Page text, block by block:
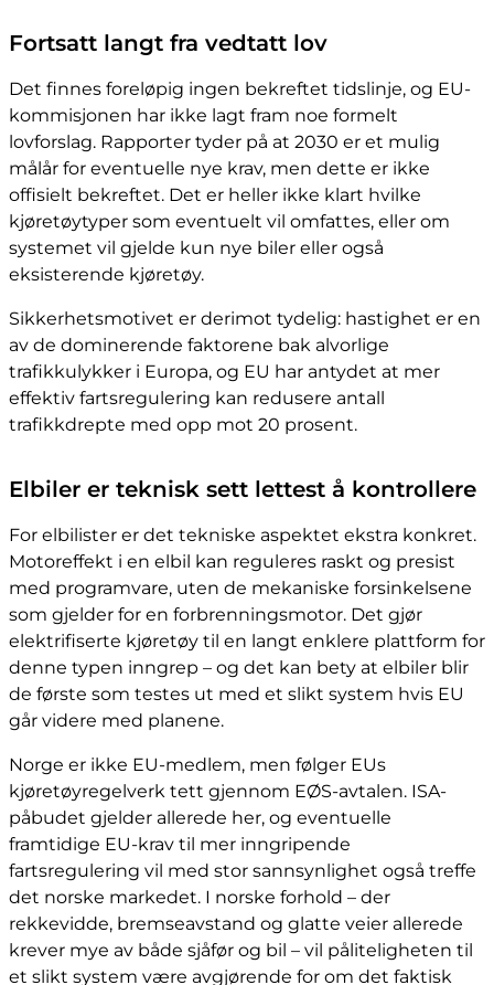
Fortsatt langt fra vedtatt lov
Det finnes foreløpig ingen bekreftet tidslinje, og EU-
kommisjonen har ikke lagt fram noe formelt
lovforslag. Rapporter tyder på at 2030 er et mulig
målår for eventuelle nye krav, men dette er ikke
offisielt bekreftet. Det er heller ikke klart hvilke
kjøretøytyper som eventuelt vil omfattes, eller om
systemet vil gjelde kun nye biler eller også
eksisterende kjøretøy.
Sikkerhetsmotivet er derimot tydelig: hastighet er en
av de dominerende faktorene bak alvorlige
trafikkulykker i Europa, og EU har antydet at mer
effektiv fartsregulering kan redusere antall
trafikkdrepte med opp mot 20 prosent.
Elbiler er teknisk sett lettest å kontrollere
For elbilister er det tekniske aspektet ekstra konkret.
Motoreffekt i en elbil kan reguleres raskt og presist
med programvare, uten de mekaniske forsinkelsene
som gjelder for en forbrenningsmotor. Det gjør
elektrifiserte kjøretøy til en langt enklere plattform for
denne typen inngrep – og det kan bety at elbiler blir
de første som testes ut med et slikt system hvis EU
går videre med planene.
Norge er ikke EU-medlem, men følger EUs
kjøretøyregelverk tett gjennom EØS-avtalen. ISA-
påbudet gjelder allerede her, og eventuelle
framtidige EU-krav til mer inngripende
fartsregulering vil med stor sannsynlighet også treffe
det norske markedet. I norske forhold – der
rekkevidde, bremseavstand og glatte veier allerede
krever mye av både sjåfør og bil – vil påliteligheten til
et slikt system være avgjørende for om det faktisk